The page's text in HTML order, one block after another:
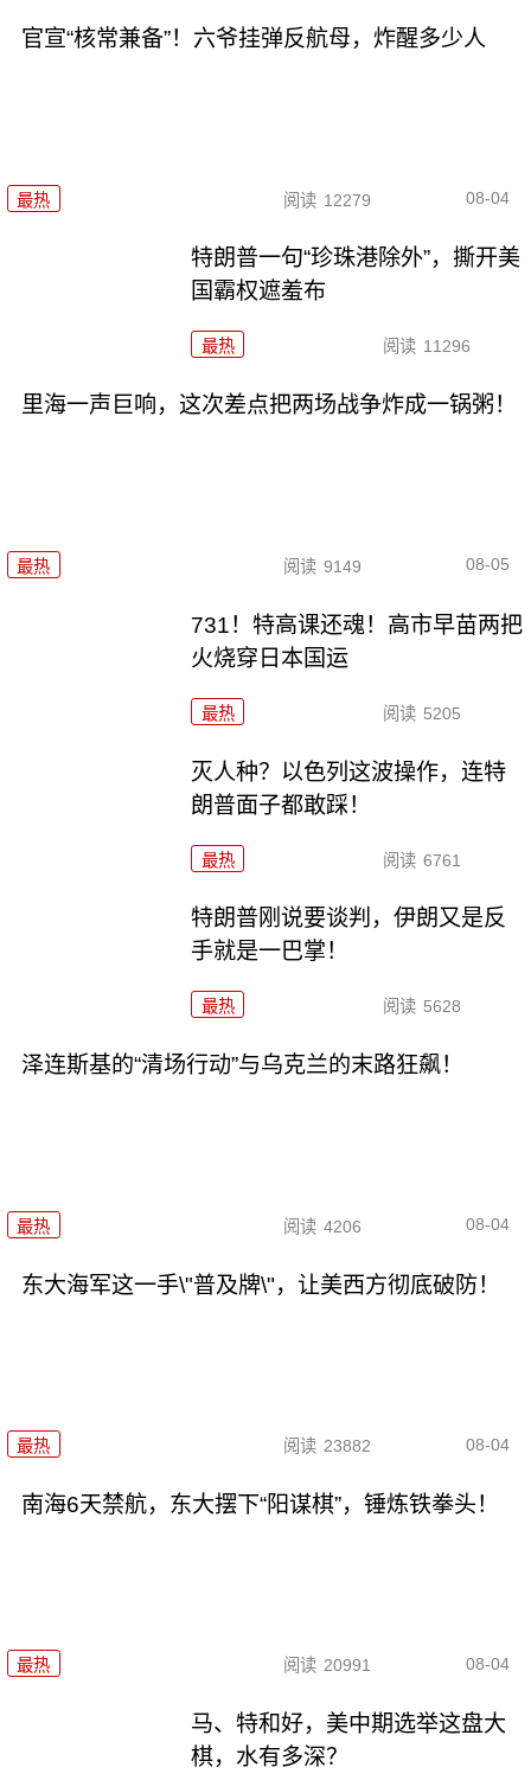
官宣“核常兼备”！六爷挂弹反航母，炸醒多少人
最热 阅读 12279 08-04
特朗普一句“珍珠港除外”，撕开美
国霸权遮羞布
最热 阅读 11296
里海一声巨响，这次差点把两场战争炸成一锅粥！
最热 阅读 9149 08-05
731！特高课还魂！高市早苗两把
火烧穿日本国运
最热 阅读 5205
灭人种？以色列这波操作，连特
朗普面子都敢踩！
最热 阅读 6761
特朗普刚说要谈判，伊朗又是反
手就是一巴掌！
最热 阅读 5628
泽连斯基的“清场行动”与乌克兰的末路狂飙！
最热 阅读 4206 08-04
东大海军这一手\"普及牌\"，让美西方彻底破防！
最热 阅读 23882 08-04
南海6天禁航，东大摆下“阳谋棋”，锤炼铁拳头！
最热 阅读 20991 08-04
马、特和好，美中期选举这盘大
棋，水有多深？